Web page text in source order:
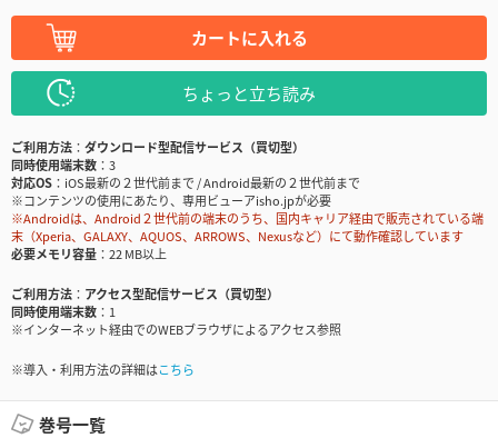
カートに入れる
ちょっと立ち読み
ご利用方法
ダウンロード型配信サービス（買切型）
同時使用端末数
3
対応OS
iOS最新の２世代前まで / Android最新の２世代前まで
※コンテンツの使用にあたり、専用ビューアisho.jpが必要
※Androidは、Android２世代前の端末のうち、国内キャリア経由で販売されている端
末（Xperia、GALAXY、AQUOS、ARROWS、Nexusなど）にて動作確認しています
必要メモリ容量
22 MB以上
ご利用方法
アクセス型配信サービス（買切型）
同時使用端末数
1
※インターネット経由でのWEBブラウザによるアクセス参照
※導入・利用方法の詳細はこちら
巻号一覧